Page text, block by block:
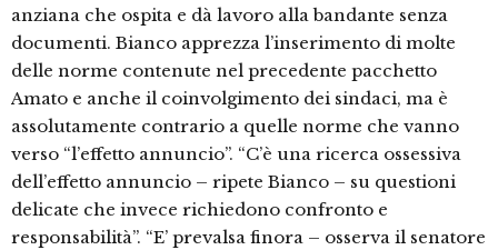
anziana che ospita e dà lavoro alla bandante senza
documenti. Bianco apprezza l’inserimento di molte
delle norme contenute nel precedente pacchetto
Amato e anche il coinvolgimento dei sindaci, ma è
assolutamente contrario a quelle norme che vanno
verso “l’effetto annuncio”. “C’è una ricerca ossessiva
dell’effetto annuncio – ripete Bianco – su questioni
delicate che invece richiedono confronto e
responsabilità”. “E’ prevalsa finora – osserva il senatore